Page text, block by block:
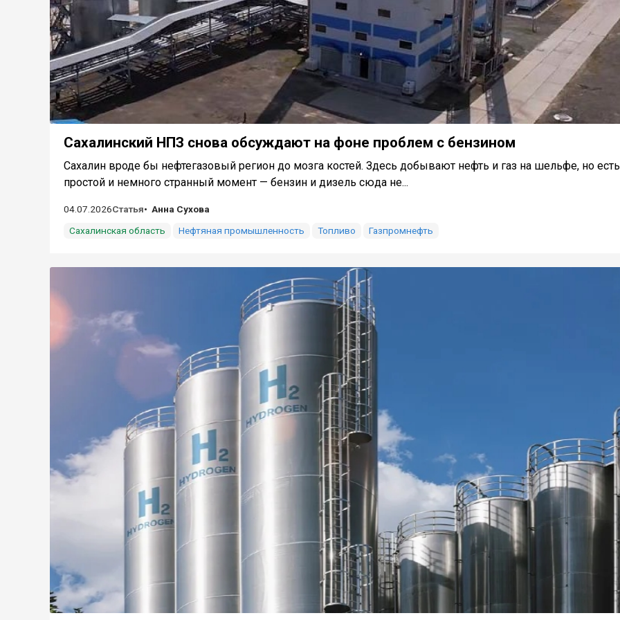
Сахалинский НПЗ снова обсуждают на фоне проблем с бензином
Сахалин вроде бы нефтегазовый регион до мозга костей. Здесь добывают нефть и газ на шельфе, но
простой и немного странный момент — бензин и дизель сюда не...
04.07.2026Статья
Анна Сухова
Сахалинская область
Нефтяная промышленность Топливо Газпромнефть